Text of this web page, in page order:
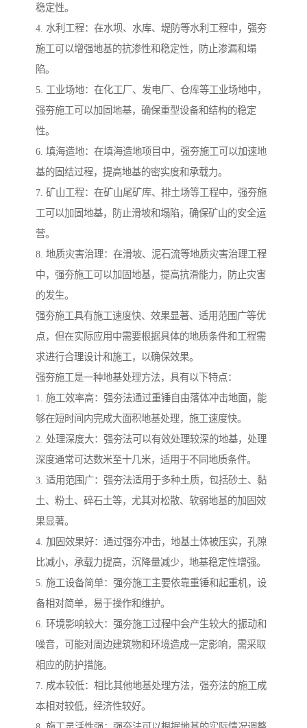
稳定性。
4. 水利工程：在水坝、水库、堤防等水利工程中，强夯
施工可以增强地基的抗渗性和稳定性，防止渗漏和塌
陷。
5. 工业场地：在化工厂、发电厂、仓库等工业场地中，
强夯施工可以加固地基，确保重型设备和结构的稳定
性。
6. 填海造地：在填海造地项目中，强夯施工可以加速地
基的固结过程，提高地基的密实度和承载力。
7. 矿山工程：在矿山尾矿库、排土场等工程中，强夯施
工可以加固地基，防止滑坡和塌陷，确保矿山的安全运
营。
8. 地质灾害治理：在滑坡、泥石流等地质灾害治理工程
中，强夯施工可以加固地基，提高抗滑能力，防止灾害
的发生。
强夯施工具有施工速度快、效果显著、适用范围广等优
点，但在实际应用中需要根据具体的地质条件和工程需
求进行合理设计和施工，以确保效果。
强夯施工是一种地基处理方法，具有以下特点：
1. 施工效率高：强夯法通过重锤自由落体冲击地面，能
够在短时间内完成大面积地基处理，施工速度快。
2. 处理深度大：强夯法可以有效处理较深的地基，处理
深度通常可达数米至十几米，适用于不同地质条件。
3. 适用范围广：强夯法适用于多种土质，包括砂土、黏
土、粉土、碎石土等，尤其对松散、软弱地基的加固效
果显著。
4. 加固效果好：通过强夯冲击，地基土体被压实，孔隙
比减小，承载力提高，沉降量减少，地基稳定性增强。
5. 施工设备简单：强夯施工主要依靠重锤和起重机，设
备相对简单，易于操作和维护。
6. 环境影响较大：强夯施工过程中会产生较大的振动和
噪音，可能对周边建筑物和环境造成一定影响，需采取
相应的防护措施。
7. 成本较低：相比其他地基处理方法，强夯法的施工成
本相对较低，经济性较好。